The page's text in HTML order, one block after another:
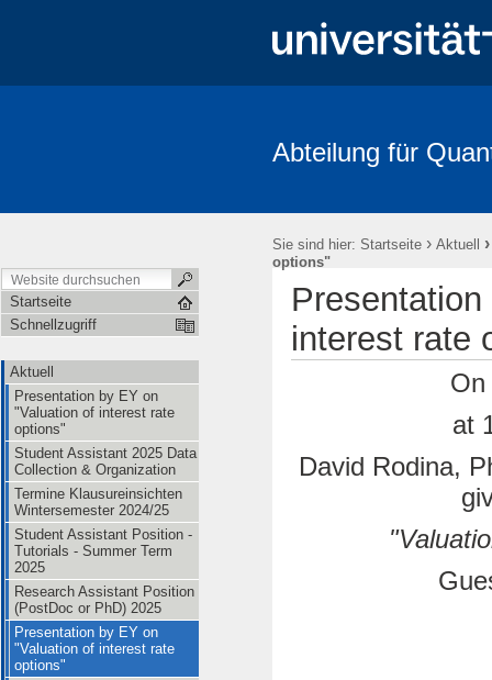
Stochastik-Tage 2018 FRIAS
Abteilung für
Sie sind hier: Startseite › Aktuell
options"
Startseite
Schnellzugriff
Aktuell
Presentation by EY on
"Valuation of interest rate
options"
Student Assistant 2025 Data
Collection & Organization
Termine Klausureinsichten
Wintersemester 2024/25
Student Assistant Position -
Tutorials - Summer Term
2025
Research Assistant Position
(PostDoc or PhD) 2025
Presentation by EY on
"Valuation of interest rate
options"
interest rate
On
at
David Rodina,